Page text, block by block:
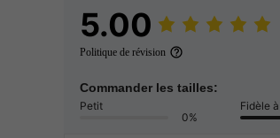
5.00
Politique de révision
Commander les tailles:
Petit
0%
Fidèle